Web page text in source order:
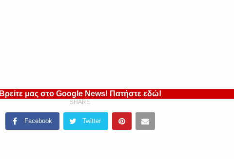
Βρείτε μας στο Google News! Πατήστε εδώ!
SHARE
Facebook Twitter